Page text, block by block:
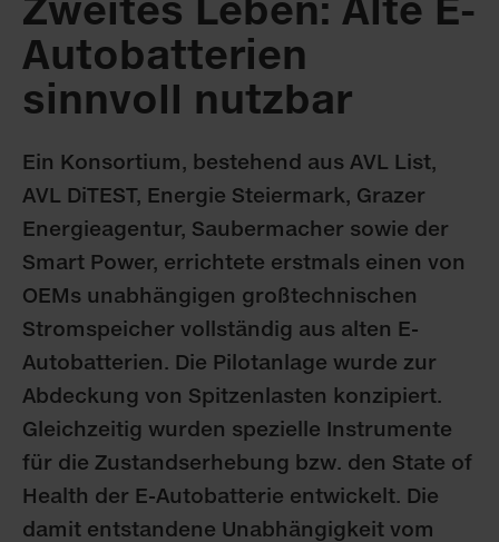
Zweites Leben: Alte E-
Autobatterien
sinnvoll nutzbar
Ein Konsortium, bestehend aus AVL List,
AVL DiTEST, Energie Steiermark, Grazer
Energieagentur, Saubermacher sowie der
Smart Power, errichtete erstmals einen von
OEMs unabhängigen großtechnischen
Stromspeicher vollständig aus alten E-
Autobatterien. Die Pilotanlage wurde zur
Abdeckung von Spitzenlasten konzipiert.
Gleichzeitig wurden spezielle Instrumente
für die Zustandserhebung bzw. den State of
Health der E-Autobatterie entwickelt. Die
damit entstandene Unabhängigkeit vom